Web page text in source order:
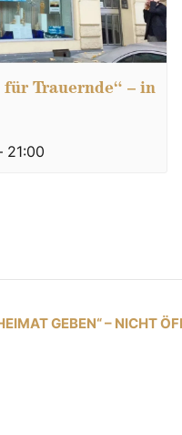
für Trauernde“ – in
21:00
GEBEN“ – NICHT